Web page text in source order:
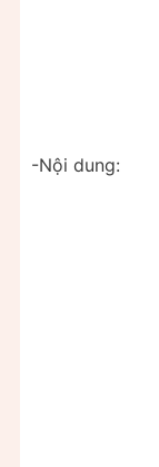
-Nội dung: